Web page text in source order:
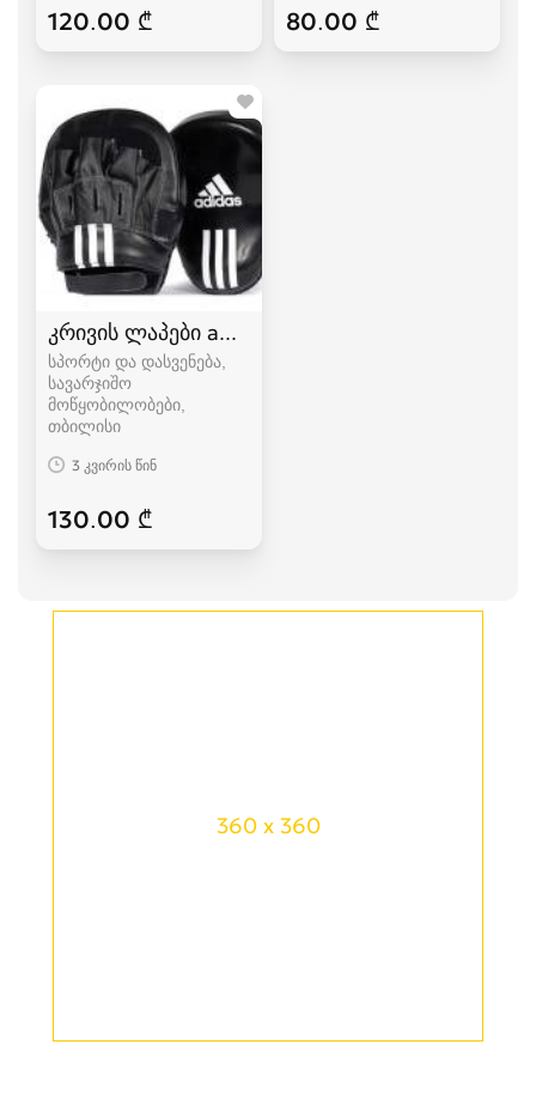
120.00 ₾ 80.00 ₾
კრივის ლაპები adidas,topten
სპორტი და დასვენება,
სავარჯიშო
მოწყობილობები
თბილისი
3 კვირის წინ
130.00 ₾
360 x 360